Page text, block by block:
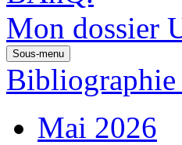
Mon dossier
Sous-menu
Bibliographie
Mai 2026